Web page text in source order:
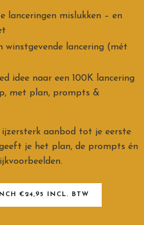
lanceringen mislukken – en
winstgevende lancering (mét
idee naar een 100K lancering
met plan, prompts &
aanbod tot je eerste
je het plan, de prompts én
€24,95 INCL. BTW